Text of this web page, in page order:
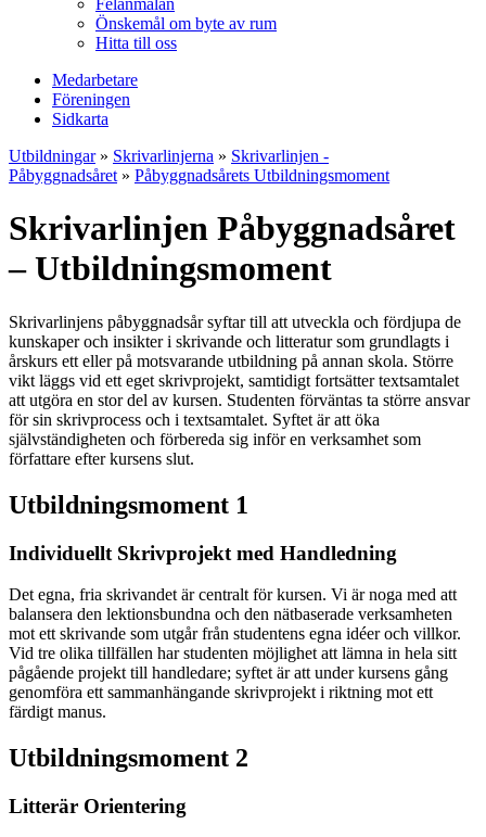
Felanmälan
Önskemål om byte av rum
Hitta till oss
Medarbetare
Föreningen
Sidkarta
Utbildningar» Skrivarlinjerna » Skrivarlinjen -
Påbyggnadsåret » Påbyggnadsårets Utbildningsmoment
Skrivarlinjen Påbyggnadsåret
– Utbildningsmoment
Skrivarlinjens påbyggnadsår syftar till att utveckla och fördjupa de
kunskaper och insikter i skrivande och litteratur som grundlagts i
årskurs ett eller på motsvarande utbildning på annan skola. Större
vikt läggs vid ett eget skrivprojekt, samtidigt fortsätter textsamtalet
att utgöra en stor del av kursen. Studenten förväntas ta större ansvar
för sin skrivprocess och i textsamtalet. Syftet är att öka
självständigheten och förbereda sig inför en verksamhet som
författare efter kursens slut.
Utbildningsmoment 1
Individuellt Skrivprojekt med Handledning
Det egna, fria skrivandet är centralt för kursen. Vi är noga med att
balansera den lektionsbundna och den nätbaserade verksamheten
mot ett skrivande som utgår från studentens egna idéer och villkor.
Vid tre olika tillfällen har studenten möjlighet att lämna in hela sitt
pågående projekt till handledare; syftet är att under kursens gång
genomföra ett sammanhängande skrivprojekt i riktning mot ett
färdigt manus.
Utbildningsmoment 2
Litterär Orientering